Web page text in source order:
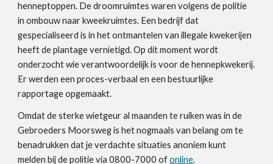
henneptoppen. De droomruimtes waren volgens de politie
in ombouw naar kweekruimtes. Een bedrijf dat
gespecialiseerd is in het ontmantelen van illegale kwekerijen
heeft de plantage vernietigd. Op dit moment wordt
onderzocht wie verantwoordelijk is voor de hennepkwekerij.
Er werden een proces-verbaal en een bestuurlijke
rapportage opgemaakt.
Omdat de sterke wietgeur al maanden te ruiken was in de
Gebroeders Moorsweg is het nogmaals van belang om te
benadrukken dat je verdachte situaties anoniem kunt
melden bij de politie via 0800-7000 ofonline.